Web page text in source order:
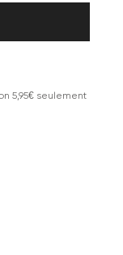
5,95€ seulement